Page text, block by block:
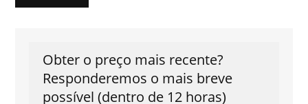
Obter o preço mais recente?
Responderemos o mais breve
possível (dentro de 12 horas)